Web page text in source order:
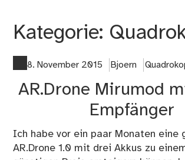
Kategorie:
8. November 2015 Bjoern
AR.Drone Mirumod
Empfänger
Ich habe vor ein paar Monaten eine
AR.Drone 1.0 mit drei Akkus zu